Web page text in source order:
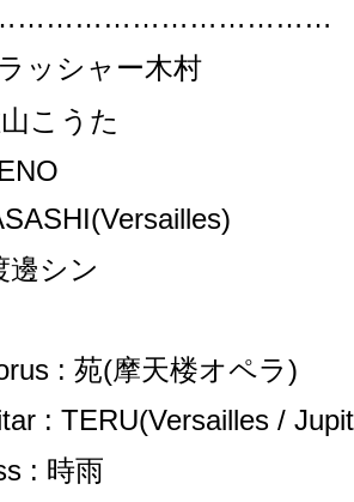
ッシャー木村
こうた
邊シン
: 苑(摩天楼オペラ)
: TERU(Versailles /
: 時雨